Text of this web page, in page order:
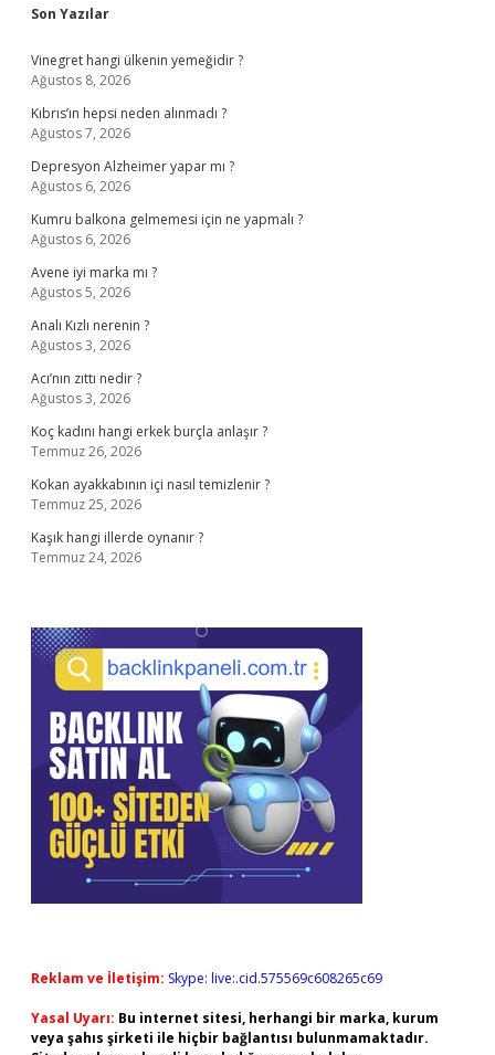
Sidebar
Son Yazılar
Vinegret hangi ülkenin yemeğidir ?
Ağustos 8, 2026
Kıbrıs’ın hepsi neden alınmadı ?
Ağustos 7, 2026
Depresyon Alzheimer yapar mı ?
Ağustos 6, 2026
Kumru balkona gelmemesi için ne yapmalı ?
Ağustos 6, 2026
Avene iyi marka mı ?
Ağustos 5, 2026
Analı Kızlı nerenin ?
Ağustos 3, 2026
Acı’nın zıttı nedir ?
Ağustos 3, 2026
Koç kadını hangi erkek burçla anlaşır ?
Temmuz 26, 2026
Kokan ayakkabının içi nasıl temizlenir ?
Temmuz 25, 2026
Kaşık hangi illerde oynanır ?
Temmuz 24, 2026
Reklam ve İletişim: Skype: live:.cid.575569c608265c69
Yasal Uyarı: Bu internet sitesi, herhangi bir marka, kurum
veya şahıs şirketi ile hiçbir bağlantısı bulunmamaktadır.